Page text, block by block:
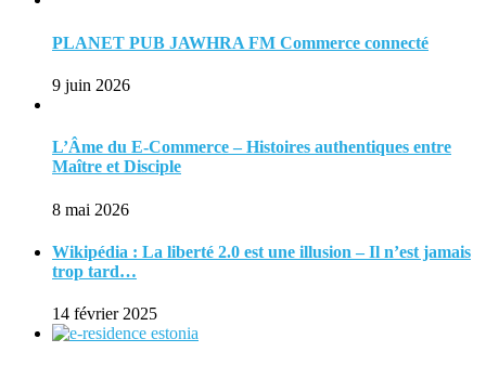
PLANET PUB JAWHRA FM Commerce connecté
9 juin 2026
L’Âme du E-Commerce – Histoires authentiques entre
Maître et Disciple
8 mai 2026
Wikipédia : La liberté 2.0 est une illusion – Il n’est jamais
trop tard…
14 février 2025